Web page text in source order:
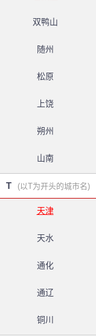
双鸭山
随州
松原
上饶
朔州
山南
T (以T为开头的城市名)
天津
天水
通化
通辽
铜川